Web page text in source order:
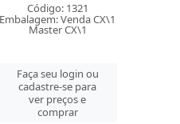
Código: 1321
Embalagem: Venda CX\1
Master CX\1
Faça seu login ou
cadastre-se para
ver preços e
comprar